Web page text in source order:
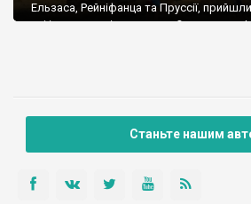
Ельзаса, Рейніфанца та Пруссії,
які із дозволу імператора Олександра
Станьте нашим